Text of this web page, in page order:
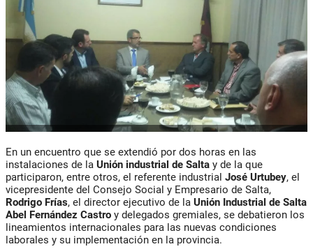
En un encuentro que se extendió por dos horas en las
instalaciones de la Unión industrial de Salta y de la que
participaron, entre otros, el referente industrial José Urtubey, el
vicepresidente del Consejo Social y Empresario de Salta,
Rodrigo Frías, el director ejecutivo de la Unión Industrial de Salta
Abel Fernández Castro y delegados gremiales, se debatieron los
lineamientos internacionales para las nuevas condiciones
laborales y su implementación en la provincia.